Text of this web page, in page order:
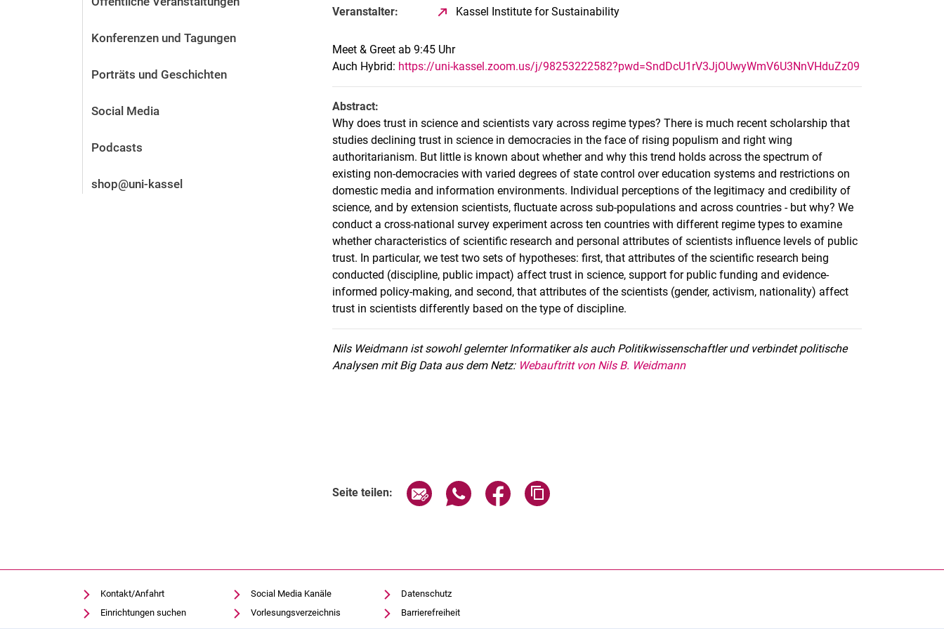
Stellenangebote
Alum­ni und Freunde
Kontakt und Standorte
Konferenzen und Tagungen
Porträts und Geschichten
Social Media
Podcasts
shop@uni-kassel
Veranstalter:
Kassel Institute for Sustainability
Meet & Greet ab 9:45 Uhr
Auch Hybrid: https://uni-kassel.zoom.us/j/98253222582?pwd=SndDcU1rV3JjOUwyWmV6U3NnVHduZz09
Abstract:
Why does trust in science and scientists vary across regime types? There is much recent scholarship that
studies declining trust in science in democracies in the face of rising populism and right wing
authoritarianism. But little is known about whether and why this trend holds across the spectrum of
existing non-democracies with varied degrees of state control over education systems and restrictions on
domestic media and information environments. Individual perceptions of the legitimacy and credibility of
science, and by extension scientists, fluctuate across sub-populations and across countries - but why? We
conduct a cross-national survey experiment across ten countries with different regime types to examine
whether characteristics of scientific research and personal attributes of scientists influence levels of public
trust. In particular, we test two sets of hypotheses: first, that attributes of the scientific research being
conducted (discipline, public impact) affect trust in science, support for public funding and evidence-
informed policy-making, and second, that attributes of the scientists (gender, activism, nationality) affect
trust in scientists differently based on the type of discipline.
Nils Weidmann ist sowohl gelernter Informatiker als auch Politikwissenschaftler und verbindet politische
Analysen mit Big Data aus dem Netz: Webauftritt von Nils B. Weidmann
Seite teilen: Seite über E-Mail teilen
Seite über WhatsApp teilen (externer Link, öffnet neues Fenster)
Seite über Facebook teilen (externer Link, öffnet neues Fenster)
Kontakt/Anfahrt
Einrichtungen suchen
Social Media Kanäle
Vorlesungsverzeichnis
Datenschutz
Barrierefreiheit